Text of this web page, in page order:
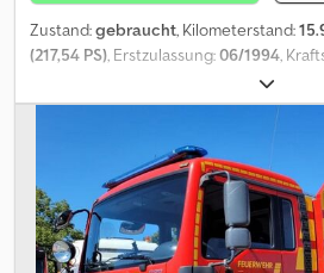
Zustand:gebraucht, Kilometerstand:
(217,54 PS), Erstzulassung:06/1994,
, Achsen-
nächste Prüfung (TÜV):06/2028, Farbe:
telefonische Anfragen * Doppelkabine
Dcsdpfsztidcsx Am Hsk * Allrad * 3x
Geländeuntersetzung * Aufbau
14.280 km! * Reifengröße: 10R22,5 ----
unser Service für Sie: - Besorgung